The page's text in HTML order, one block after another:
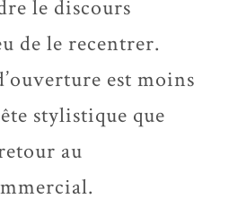
le discours
de le recentrer.
est moins
stylistique que
au